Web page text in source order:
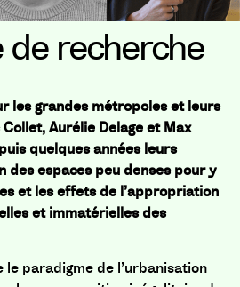
de recherche
les grandes métropoles et leurs
Aurélie Delage et Max
quelques années leurs
des espaces peu denses pour y
et les effets de l’appropriation
et immatérielles des
le paradigme de l’urbanisation